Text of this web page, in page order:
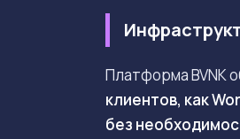
Платформа BVNK
клиентов, как
без